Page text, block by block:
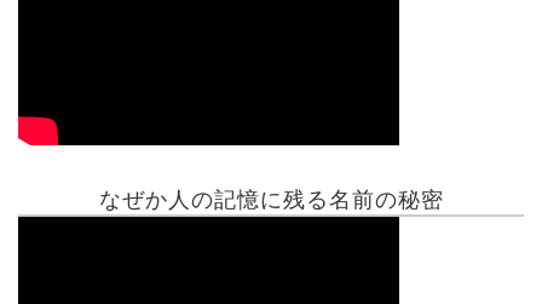
なぜか人の記憶に残る名前の秘密